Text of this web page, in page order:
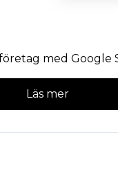
med Google
Läs mer